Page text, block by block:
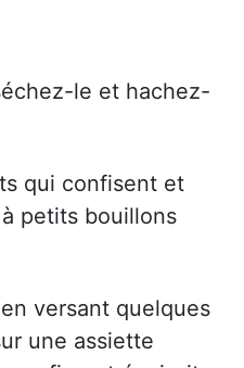
le et hachez-
qui confisent et
petits bouillons
versant quelques
une assiette